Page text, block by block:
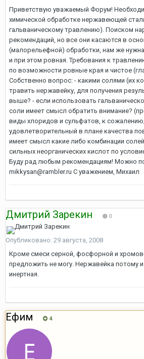
Приветствую уважаемый Форум!
химической обработке нержавеющей
гальваническому травлению). Поиском
рекомендаций, но все они касаются в
(малорельефной) обработки, нам же
и при этом ровная. Требования к
по возможности ровные края и чистое
Собственно вопрос: - какими солями (их
травить нержавейку, для получения
выше? - если использовать
соли имеет смысл обратить внимание?
виды хлоридов и сульфатов, к
удовлетворительный в плане качества
имеет смысл какие либо комбинации
сильных неорганических кислот по
Буду рад любым рекомендациям! Можно по
mikkysan@rambler.ru С уважением, Михаил
Дмитрий Зарекин 0
Опубликовано: 29 августа, 2008
Кроме смеси серной, фосфорной и
предложить не могу. Нержавейка потому
инертная.
Ефим 4